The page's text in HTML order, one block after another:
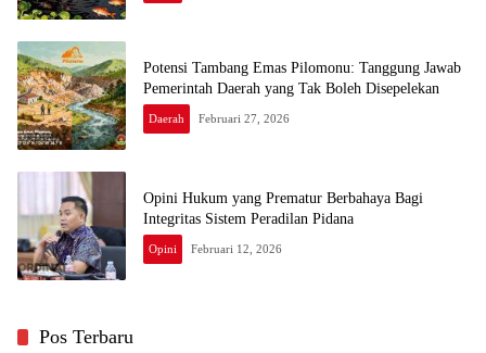
Potensi Tambang Emas Pilomonu: Tanggung Jawab
Pemerintah Daerah yang Tak Boleh Disepelekan
Daerah Februari 27, 2026
Opini Hukum yang Prematur Berbahaya Bagi
Integritas Sistem Peradilan Pidana
Opini Februari 12, 2026
Pos Terbaru